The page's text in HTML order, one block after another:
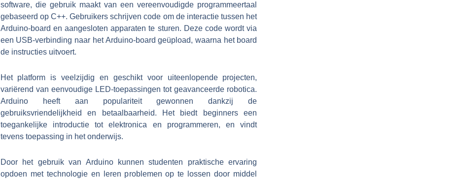
software, die gebruik maakt van een vereenvoudigde programmeertaal
gebaseerd op C++. Gebruikers schrijven code om de interactie tussen het
Arduino-board en aangesloten apparaten te sturen. Deze code wordt via
een USB-verbinding naar het Arduino-board geüpload, waarna het board
de instructies uitvoert.
Het platform is veelzijdig en geschikt voor uiteenlopende projecten,
variërend van eenvoudige LED-toepassingen tot geavanceerde robotica.
Arduino heeft aan populariteit gewonnen dankzij de
gebruiksvriendelijkheid en betaalbaarheid. Het biedt beginners een
toegankelijke introductie tot elektronica en programmeren, en vindt
tevens toepassing in het onderwijs.
Door het gebruik van Arduino kunnen studenten praktische ervaring
opdoen met technologie en leren problemen op te lossen door middel